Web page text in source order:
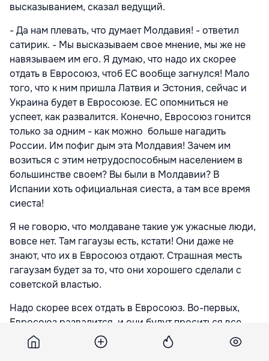
высказыванием, сказал ведущий.
- Да нам плевать, что думает Молдавия! - ответил
сатирик. - Мы высказываем свое мнение, мы же не
навязываем им его. Я думаю, что надо их скорее
отдать в Евросоюз, чтоб ЕС вообще загнулся! Мало
того, что к ним пришла Латвия и Эстония, сейчас и
Украина будет в Евросоюзе. ЕС опомниться не
успеет, как развалится. Конечно, Евросоюз гонится
только за одним - как можно больше нагадить
России. Им пофиг дым эта Молдавия! Зачем им
возиться с этим нетрудоспособным населением в
большинстве своем? Вы были в Молдавии? В
Испании хоть официальная сиеста, а там все время
сиеста!
Я не говорю, что молдаване такие уж ужасные люди,
вовсе нет. Там гагаузы есть, кстати! Они даже не
знают, что их в Евросоюз отдают. Страшная месть
гагаузам будет за то, что они хорошего сделали с
советской властью.
Надо скорее всех отдать в Евросоюз. Во-первых,
Евросоюз развалится, и они будут проситься все
обратно в дружбу с Россией. Вот смотрите, Грузия
уже говорит - мы хорошие, купите нашу минералку,